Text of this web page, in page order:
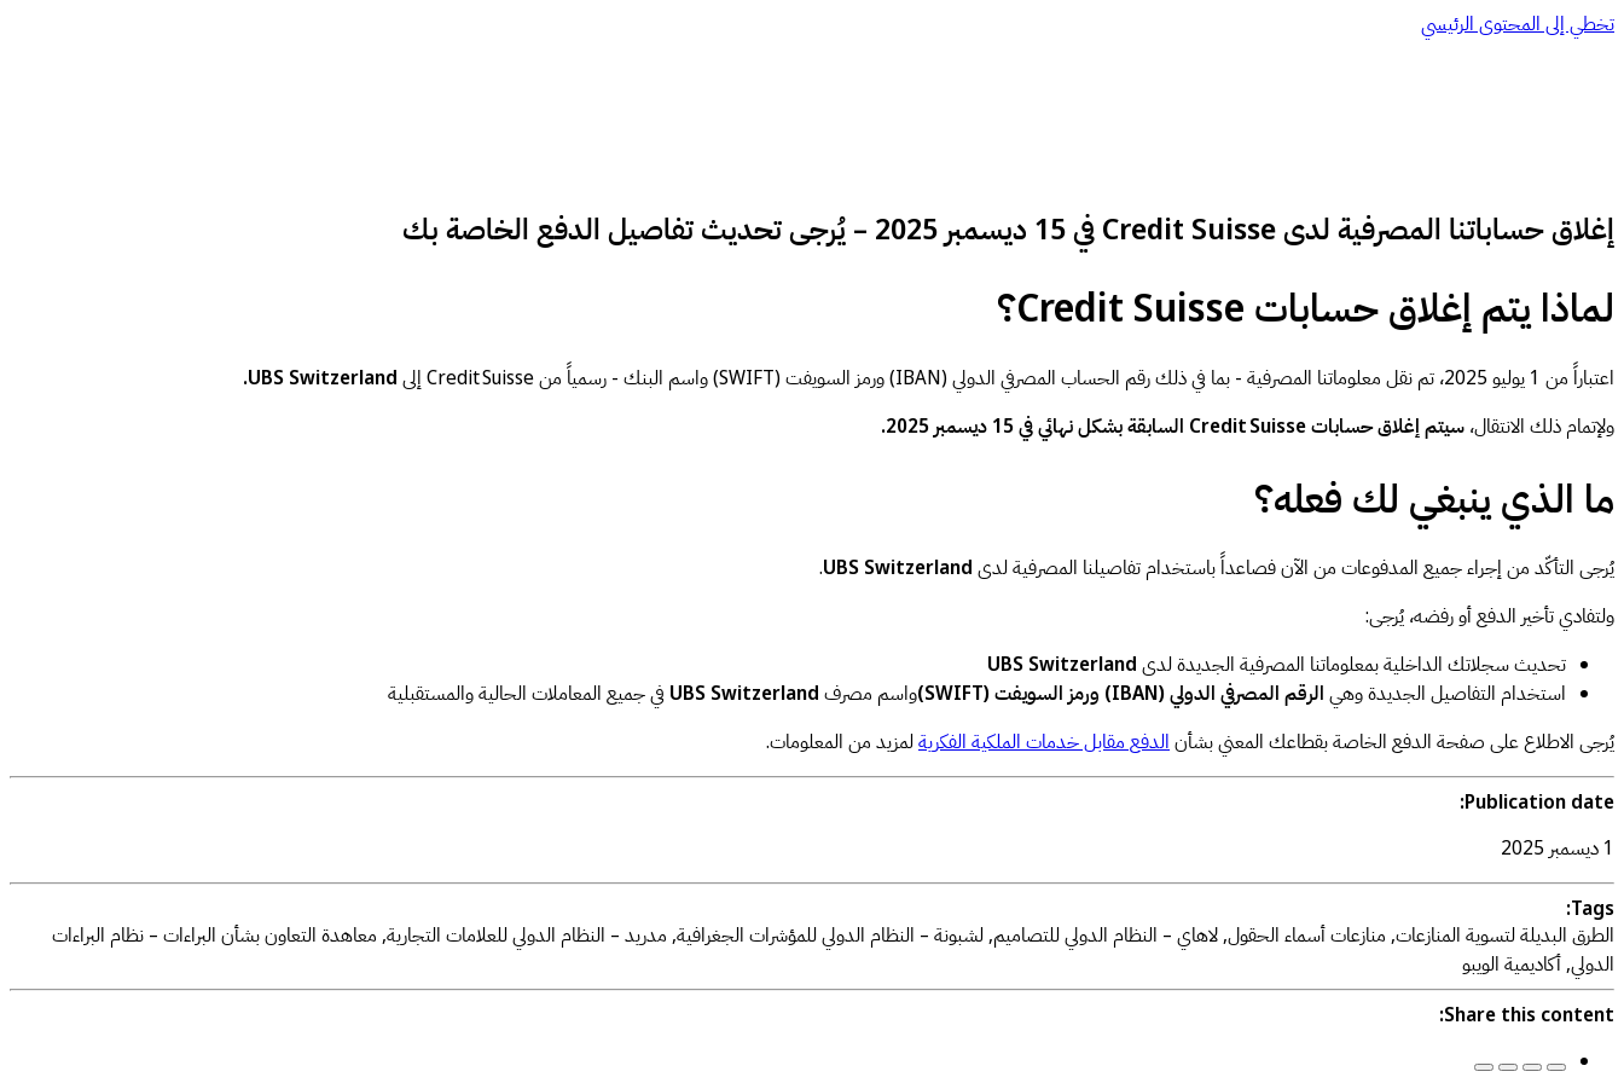
تخطي إلى المحتوى الرئيسي
إغلاق حساباتنا المصرفية لدى Credit Suisse في 15 ديسمبر 2025 – يُرجى تحديث تفاصيل الدفع الخاصة بك
لماذا يتم إغلاق حسابات Credit Suisse؟
اعتباراً من 1 يوليو 2025، تم نقل معلوماتنا المصرفية - بما في ذلك رقم الحساب المصرفي الدولي (IBAN) ورمز السويفت (SWIFT) واسم البنك - رسمياً من Credit Suisse إلى
UBS Switzerland.
ولإتمام ذلك الانتقال، سيتم إغلاق حسابات Credit Suisse السابقة بشكل نهائي في 15 ديسمبر 2025.
ما الذي ينبغي لك فعله؟
يُرجى التأكّد من إجراء جميع المدفوعات من الآن فصاعداً باستخدام تفاصيلنا المصرفية لدى UBS Switzerland
.
ولتفادي تأخير الدفع أو رفضه، يُرجى:
تحديث سجلاتك الداخلية بمعلوماتنا المصرفية الجديدة لدى UBS Switzerland
استخدام التفاصيل الجديدة وهي الرقم المصرفي الدولي (IBAN) ورمز السويفت (SWIFT) واسم مصرف UBS Switzerland في جميع المعاملات الحالية والمستقبلية
يُرجى الاطلاع على صفحة الدفع الخاصة بقطاعك المعني بشأن الدفع مقابل خدمات الملكية الفكريةلمزيد من المعلومات.
Publication date:
1 ديسمبر 2025
Tags:
الطرق البديلة لتسوية المنازعات, منازعات أسماء الحقول, لاهاي – النظام الدولي للتصاميم, لشبونة – النظام الدولي للمؤشرات الجغرافية, مدريد – النظام الدولي للعلامات التجارية, معاهدة التعاون بشأن البراءات – نظام البراءات
الدولي, أكاديمية الويبو
Share this content: